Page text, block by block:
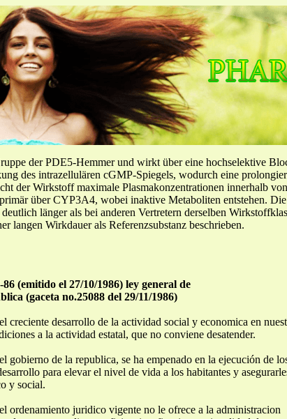
der PDE5-Hemmer und wirkt über eine hochselektive
des intrazellulären cGMP-Spiegels, wodurch eine
der Wirkstoff maximale Plasmakonzentrationen innerhalb
über CYP3A4, wobei inaktive Metaboliten entstehen.
länger als bei anderen Vertretern derselben
langen Wirkdauer als Referenzsubstanz beschrieben.
(emitido el 27/10/1986) ley general de
(gaceta no.25088 del 29/11/1986)
creciente desarrollo de la actividad social y economica en
a la actividad estatal, que no conviene desatender.
gobierno de la republica, se ha empenado en la ejecución de
para elevar el nivel de vida a los habitantes y
y social.
ordenamiento juridico vigente no le ofrece a la administracion